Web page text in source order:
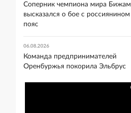
Соперник чемпиона мира
высказался о бое с россиянином
пояс
06.08.2026
Команда предпринимателей
Оренбуржья покорила Эльбрус